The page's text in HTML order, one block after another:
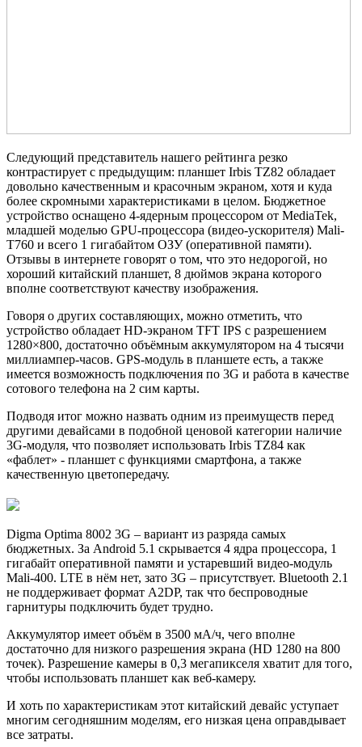
Следующий представитель нашего рейтинга резко
контрастирует с предыдущим: планшет Irbis TZ82 обладает
довольно качественным и красочным экраном, хотя и куда
более скромными характеристиками в целом. Бюджетное
устройство оснащено 4-ядерным процессором от MediaTek,
младшей моделью GPU-процессора (видео-ускорителя) Mali-
T760 и всего 1 гигабайтом ОЗУ (оперативной памяти).
Отзывы в интернете говорят о том, что это недорогой, но
хороший китайский планшет, 8 дюймов экрана которого
вполне соответствуют качеству изображения.
Говоря о других составляющих, можно отметить, что
устройство обладает HD-экраном TFT IPS с разрешением
1280×800, достаточно объёмным аккумулятором на 4 тысячи
миллиампер-часов. GPS-модуль в планшете есть, а также
имеется возможность подключения по 3G и работа в качестве
сотового телефона на 2 сим карты.
Подводя итог можно назвать одним из преимуществ перед
другими девайсами в подобной ценовой категории наличие
3G-модуля, что позволяет использовать Irbis TZ84 как
«фаблет» - планшет с функциями смартфона, а также
качественную цветопередачу.
Digma Optima 8002 3G – вариант из разряда самых
бюджетных. За Android 5.1 скрывается 4 ядра процессора, 1
гигабайт оперативной памяти и устаревший видео-модуль
Mali-400. LTE в нём нет, зато 3G – присутствует. Bluetooth 2.1
не поддерживает формат A2DP, так что беспроводные
гарнитуры подключить будет трудно.
Аккумулятор имеет объём в 3500 мА/ч, чего вполне
достаточно для низкого разрешения экрана (HD 1280 на 800
точек). Разрешение камеры в 0,3 мегапикселя хватит для того,
чтобы использовать планшет как веб-камеру.
И хоть по характеристикам этот китайский девайс уступает
многим сегодняшним моделям, его низкая цена оправдывает
все затраты.